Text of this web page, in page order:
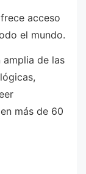
acceso
el mundo.
amplia de las
más de 60